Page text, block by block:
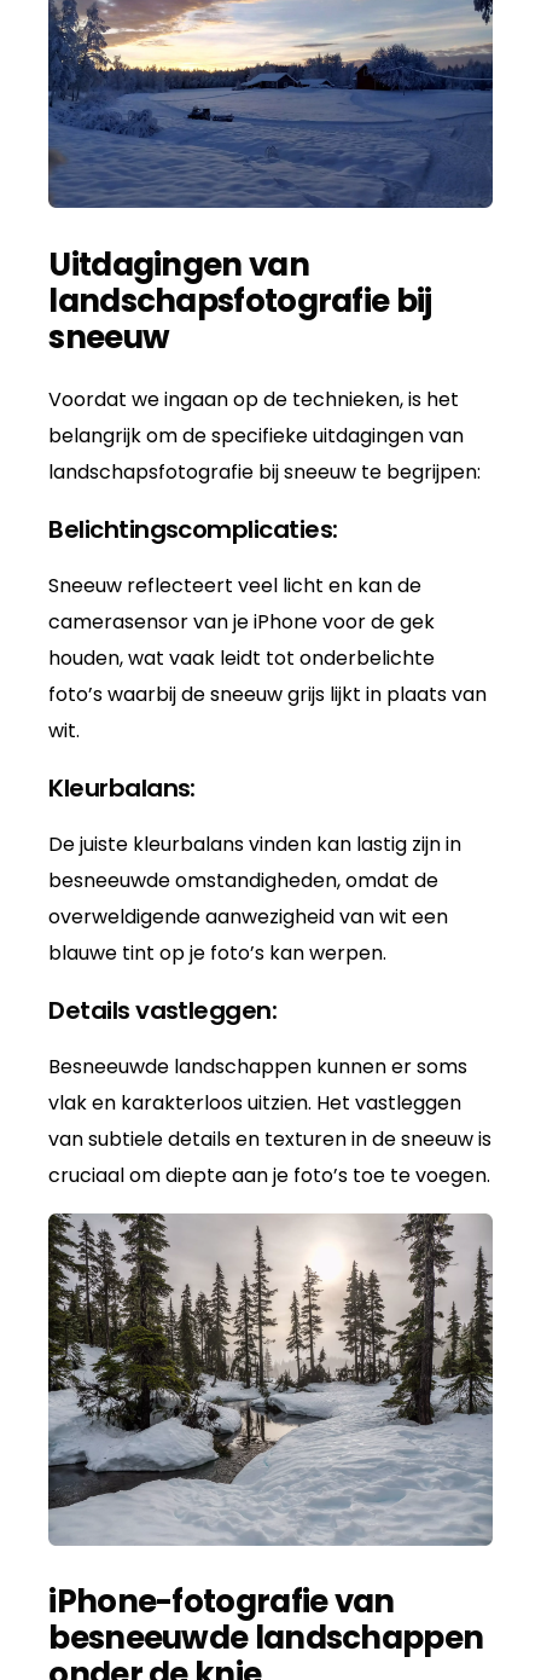
Uitdagingen van
landschapsfotografie bij
sneeuw
Voordat we ingaan op de technieken, is het
belangrijk om de specifieke uitdagingen van
landschapsfotografie bij sneeuw te begrijpen:
Belichtingscomplicaties:
Sneeuw reflecteert veel licht en kan de
camerasensor van je iPhone voor de gek
houden, wat vaak leidt tot onderbelichte
foto’s waarbij de sneeuw grijs lijkt in plaats van
wit.
Kleurbalans:
De juiste kleurbalans vinden kan lastig zijn in
besneeuwde omstandigheden, omdat de
overweldigende aanwezigheid van wit een
blauwe tint op je foto’s kan werpen.
Details vastleggen:
Besneeuwde landschappen kunnen er soms
vlak en karakterloos uitzien. Het vastleggen
van subtiele details en texturen in de sneeuw is
cruciaal om diepte aan je foto’s toe te voegen.
iPhone-fotografie van
besneeuwde landschappen